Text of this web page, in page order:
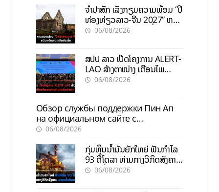
ຈຳປາສັກ ເລັ່ງກຽມຄວາມພ້ອມ “ປີ
ທ່ອງທ່ຽວລາວ-ຈີນ 2027” ຫວັງ
ກະຕຸ້ນເສດຖະກິດທ້ອງຖິ່ນ
06/08/2026
ສປປ ລາວ ເປີດໂຄງການ ALERT-
LAO ສ້າງຕາໜ່າງ ເຕືອນໄພ
ພະຍາດລະບາດທົ່ວປະເທດ
06/08/2026
Обзор службы поддержки Пин Ап
на официальном сайте с
актуальной информацией
06/08/2026
ກຸ່ມທຶນນ້ຳມັນຍັກໃຫຍ່ ຟັນກຳໄລ
93 ຕື້ໂດລາ ທ່າມກາງວິກິດສົງຄາມ
ລາຄານໍ້າມັນແພງ
06/08/2026